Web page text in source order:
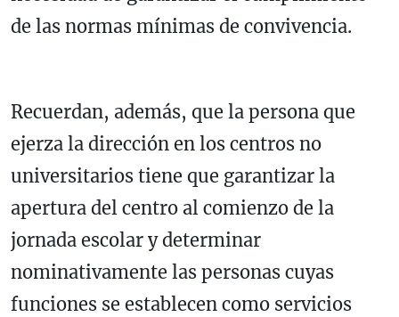
de las normas mínimas de convivencia.
Recuerdan, además, que la persona que
ejerza la dirección en los centros no
universitarios tiene que garantizar la
apertura del centro al comienzo de la
jornada escolar y determinar
nominativamente las personas cuyas
funciones se establecen como servicios